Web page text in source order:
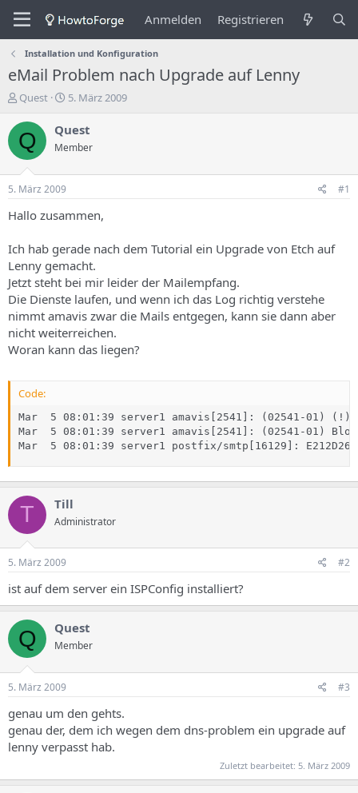
Anmelden Registrieren
Installation und Konfiguration
eMail Problem nach Upgrade auf Lenny
E
s
t
e
l
e
r
s
T
h
e
m
s
Quest
E
s
e
n
d
a
t
u
m
5. März 2009
Q Quest
Member
5. März 2009 #1
Hallo zusammen,
Ich hab gerade nach dem Tutorial ein Upgrade von Etch auf
Lenny gemacht.
Jetzt steht bei mir leider der Mailempfang.
Die Dienste laufen, und wenn ich das Log richtig verstehe
nimmt amavis zwar die Mails entgegen, kann sie dann aber
nicht weiterreichen.
Woran kann das liegen?
Code:
Mar  5 08:01:39 server1 amavis[2541]: (02541-01)
Mar  5 08:01:39 server1 amavis[2541]: (02541-01)
Mar  5 08:01:39 server1 postfix/smtp[16129]:
T Till
Administrator
5. März 2009 #2
ist auf dem server ein ISPConfig installiert?
Q Quest
Member
5. März 2009 #3
genau um den gehts.
genau der, dem ich wegen dem dns-problem ein upgrade auf
lenny verpasst hab.
Zuletzt bearbeitet: 5. März 2009